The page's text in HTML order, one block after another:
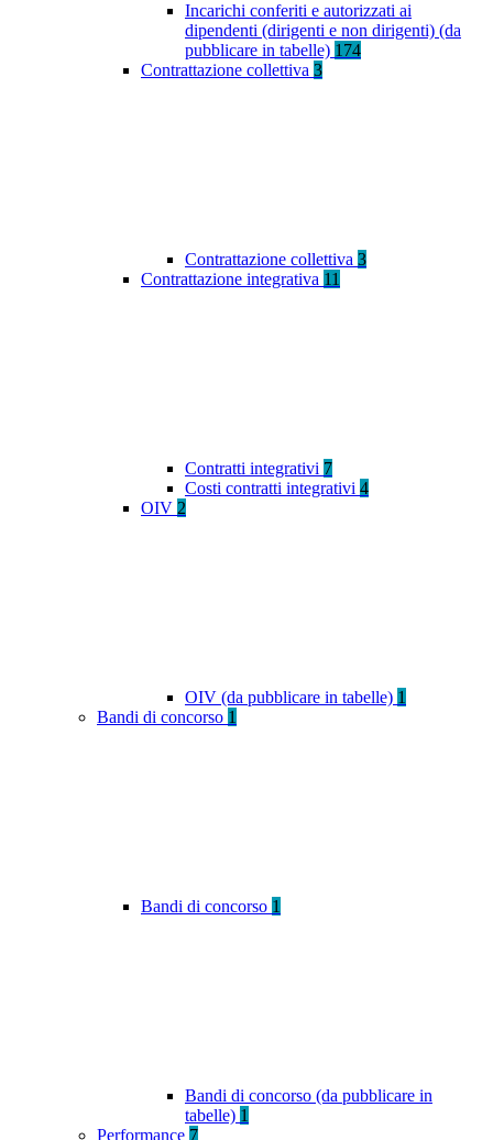
Incarichi conferiti e autorizzati ai
dipendenti (dirigenti e non dirigenti) (da
pubblicare in tabelle) 174
Contrattazione collettiva 3
Contrattazione collettiva 3
Contrattazione integrativa 11
Contratti integrativi 7
Costi contratti integrativi 4
OIV 2
OIV (da pubblicare in tabelle) 1
Bandi di concorso 1
Bandi di concorso 1
Bandi di concorso (da pubblicare in
tabelle) 1
Performance 7